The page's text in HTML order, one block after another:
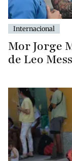
Internacional
Mor Jorge
de Leo